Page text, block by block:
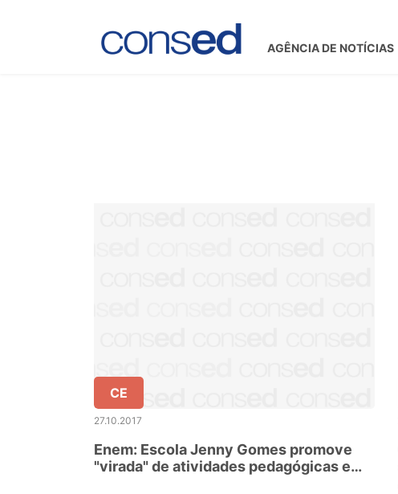
AGÊNCIA DE NOTÍCIAS
CE
27.10.2017
Enem: Escola Jenny Gomes promove
"virada" de atividades pedagógicas e